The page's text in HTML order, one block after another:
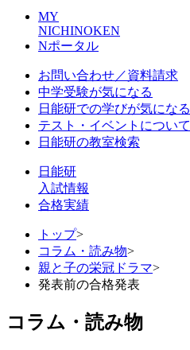
MY
NICHINOKEN
Nポータル
お問い合わせ／資料請求
中学受験が気になる
日能研での学びが気になる
テスト・イベントについて
日能研の教室検索
日能研
入試情報
合格実績
トップ>
コラム・読み物>
親と子の栄冠ドラマ>
発表前の合格発表
コラム・読み物